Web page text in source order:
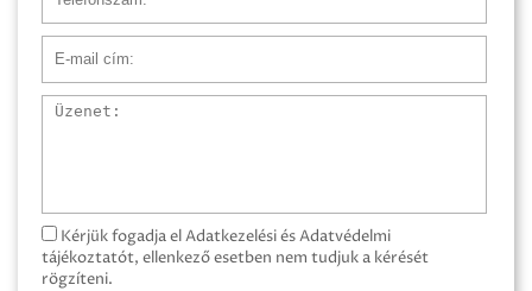
E-mail cím
Üzenet
Kérjük fogadja el Adatkezelési és Adatvédelmi
tájékoztatót, ellenkező esetben nem tudjuk a kérését
rögzíteni.